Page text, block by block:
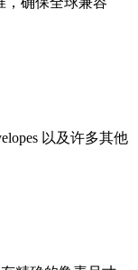
以及许多其他